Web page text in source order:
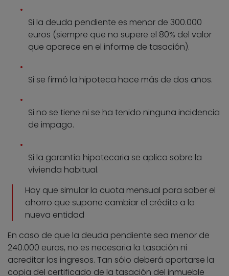
Si la deuda pendiente es menor de 300.000
euros (siempre que no supere el 80% del valor
que aparece en el informe de tasación).
Si se firmó la hipoteca hace más de dos años.
Si no se tiene ni se ha tenido ninguna incidencia
de impago.
Si la garantía hipotecaria se aplica sobre la
vivienda habitual.
Hay que simular la cuota mensual para saber el
ahorro que supone cambiar el crédito a la
nueva entidad
En caso de que la deuda pendiente sea menor de
240.000 euros, no es necesaria la tasación ni
acreditar los ingresos. Tan sólo deberá aportarse la
copia del certificado de la tasación del inmueble